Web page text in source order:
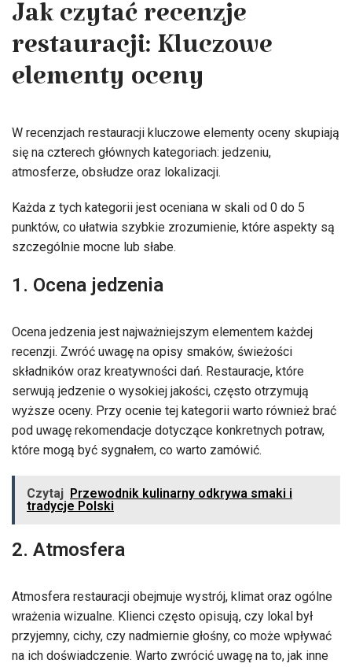
Jak czytać recenzje
restauracji: Kluczowe
elementy oceny
W recenzjach restauracji kluczowe elementy oceny skupiają
się na czterech głównych kategoriach: jedzeniu,
atmosferze, obsłudze oraz lokalizacji.
Każda z tych kategorii jest oceniana w skali od 0 do 5
punktów, co ułatwia szybkie zrozumienie, które aspekty są
szczególnie mocne lub słabe.
1. Ocena jedzenia
Ocena jedzenia jest najważniejszym elementem każdej
recenzji. Zwróć uwagę na opisy smaków, świeżości
składników oraz kreatywności dań. Restauracje, które
serwują jedzenie o wysokiej jakości, często otrzymują
wyższe oceny. Przy ocenie tej kategorii warto również brać
pod uwagę rekomendacje dotyczące konkretnych potraw,
które mogą być sygnałem, co warto zamówić.
Czytaj Przewodnik kulinarny odkrywa smaki i
tradycje Polski
2. Atmosfera
Atmosfera restauracji obejmuje wystrój, klimat oraz ogólne
wrażenia wizualne. Klienci często opisują, czy lokal był
przyjemny, cichy, czy nadmiernie głośny, co może wpływać
na ich doświadczenie. Warto zwrócić uwagę na to, jak inne